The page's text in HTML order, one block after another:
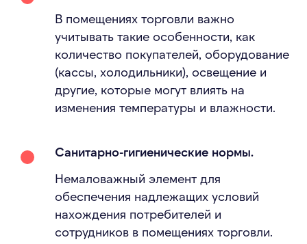
В помещениях торговли важно
учитывать такие особенности, как
количество покупателей, оборудование
(кассы, холодильники), освещение и
другие, которые могут влиять на
изменения температуры и влажности.
Санитарно-гигиенические нормы.
Немаловажный элемент для
обеспечения надлежащих условий
нахождения потребителей и
сотрудников в помещениях торговли.